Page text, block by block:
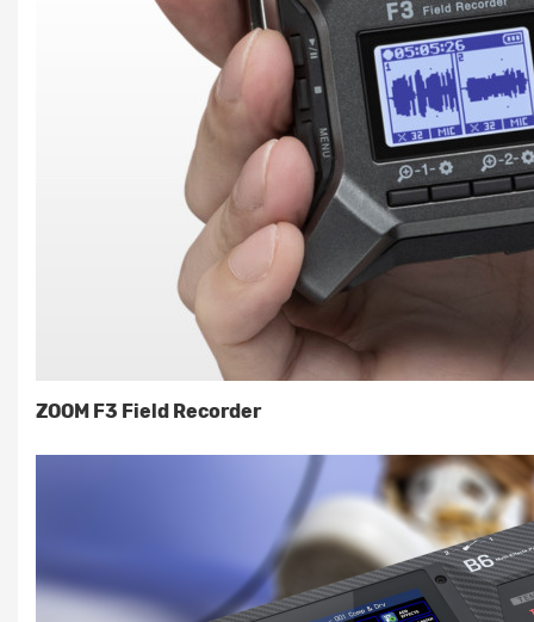
ZOOM F3 Field Recorder